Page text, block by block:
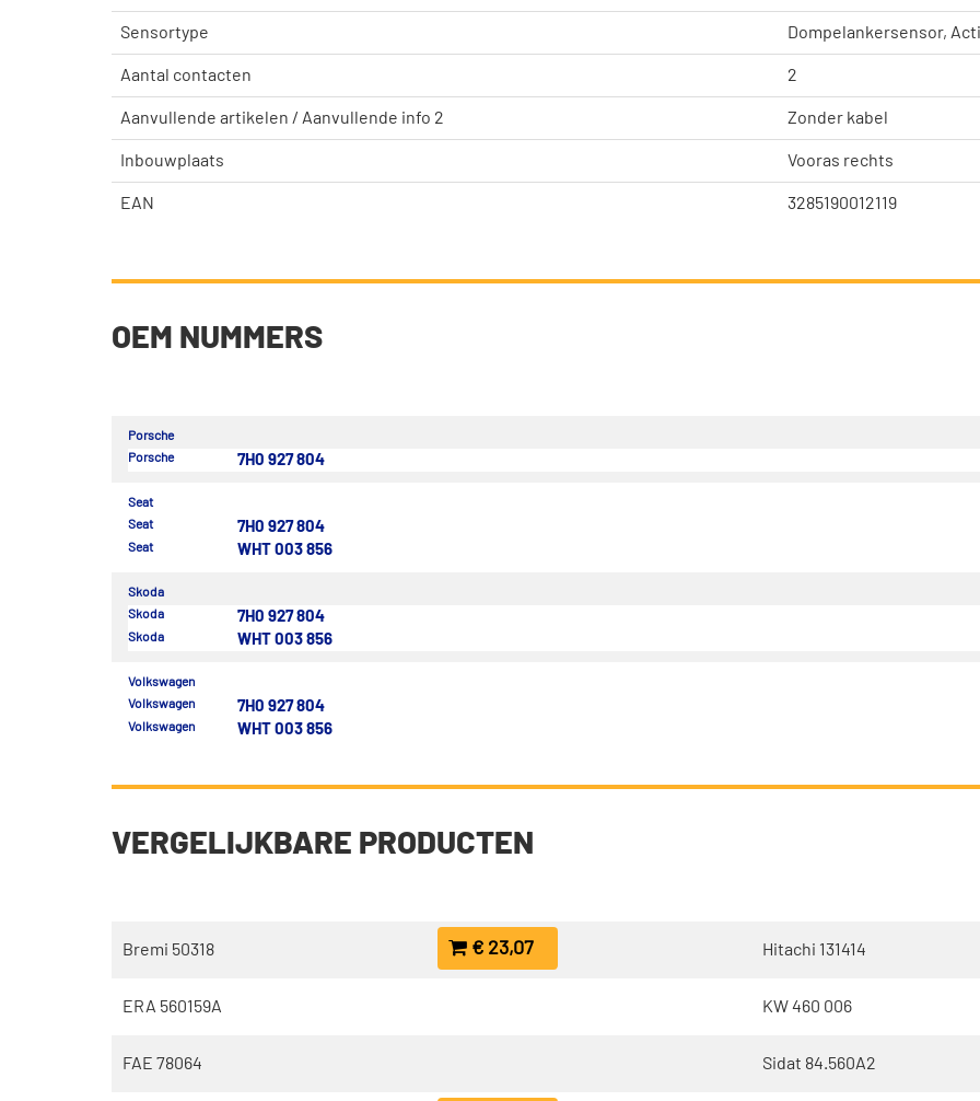
Sensortype Dompelankersensor,
Aantal contacten 2
Aanvullende artikelen / Aanvullende info 2 Zonder kabel
Inbouwplaats Vooras rechts
EAN 3285190012119
OEM NUMMERS
Porsche
Porsche
7H0 927 804
Seat
Seat
7H0 927 804
Seat WHT 003 856
Skoda
Skoda
7H0 927 804
Skoda WHT 003 856
Volkswagen
Volkswagen
7H0 927 804
Volkswagen WHT 003 856
VERGELIJKBARE PRODUCTEN
Bremi 50318 € 23,07
ERA 560159A
FAE 78064
Hitachi 131414
KW 460 006
Sidat 84.560A2